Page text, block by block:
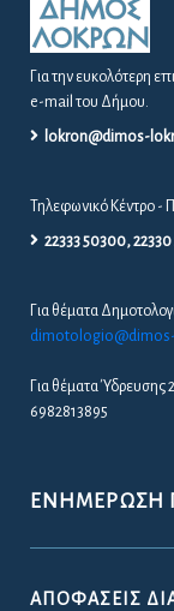
Για την ευκολότερη
e-mail του Δήμου.
lokron@dimos-
Τηλεφωνικό Κέντρο -
22333 50300, 22330
Για θέματα
Για θέματα Ύδρευσης
6982813895
ΕΝΗΜΈΡΩΣΗ
ΑΠΟΦΆΣΕΙΣ